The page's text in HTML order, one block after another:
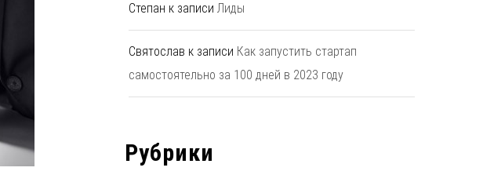
Степан к записи Лиды
Святослав к записи Как запустить стартап
самостоятельно за 100 дней в 2023 году
Рубрики